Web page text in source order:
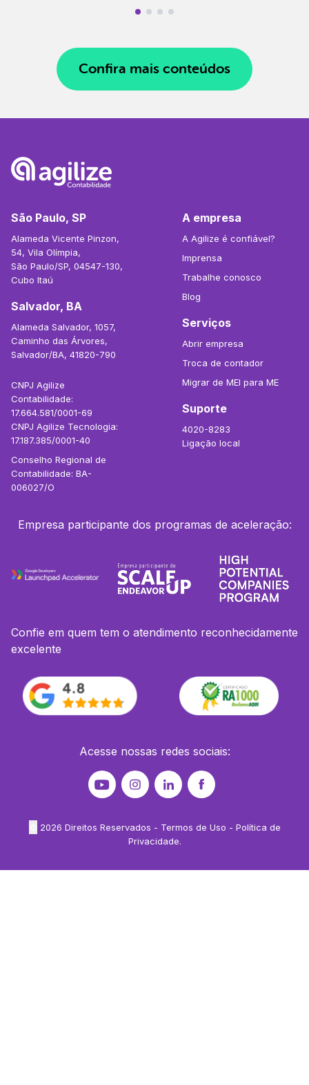
Confira mais conteúdos
São Paulo, SP
Alameda Vicente Pinzon,
54, Vila Olímpia,
São Paulo/SP, 04547-130,
Cubo Itaú
Salvador, BA
Alameda Salvador, 1057,
Caminho das Árvores,
Salvador/BA, 41820-790
CNPJ Agilize
Contabilidade:
17.664.581/0001-69
CNPJ Agilize Tecnologia:
17.187.385/0001-40
Conselho Regional de
Contabilidade: BA-
006027/O
A empresa
A Agilize é confiável?
Imprensa
Trabalhe conosco
Blog
Serviços
Abrir empresa
Troca de contador
Migrar de MEI para ME
Suporte
4020-8283
Ligação local
Empresa participante dos programas de aceleração:
Confie em quem tem o atendimento reconhecidamente
excelente
Acesse nossas redes sociais:
2026 Direitos Reservados - Termos de Uso - Política de
Privacidade.